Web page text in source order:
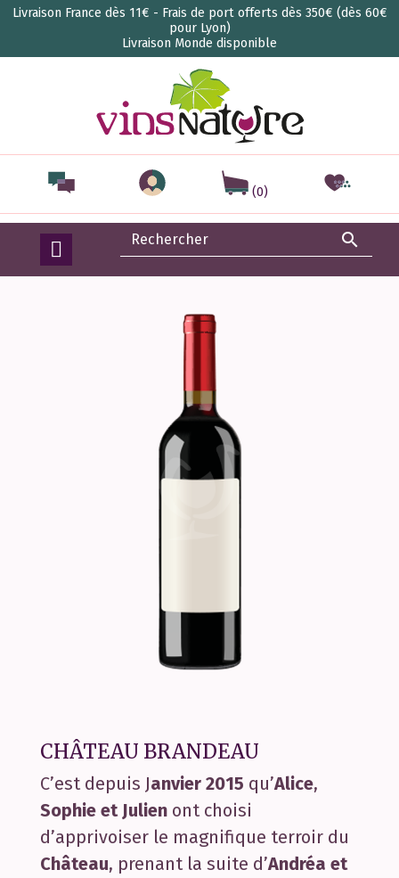
Livraison France dès 11€ - Frais de port offerts dès 350€ (dès 60€
pour Lyon)
Livraison Monde disponible
(0)

CHÂTEAU BRANDEAU
C’est depuis Janvier 2015 qu’Alice,
Sophie et Julien ont choisi
d’apprivoiser le magnifique terroir du
Château, prenant la suite d’Andréa et